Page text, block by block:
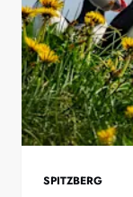
SPITZBERG